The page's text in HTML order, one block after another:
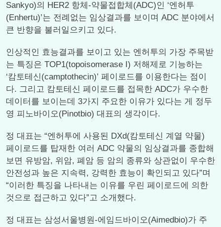
Sankyo)의 HER2 항체-약물접합체(ADC)인 ‘엔허투
(Enhertu)’는 전례없는 임상결과를 보이며 ADC 분야에서
큰 반향을 불러일으키고 있다.
인상적인 효능결과를 보이고 있는 엔허투의 가장 주목받
는 특징은 TOP1(topoisomerase I) 저해제로 기능하는
‘캄토테신(camptothecin)’ 페이로드를 이용한다는 점이
다. 그리고 캄토테신 페이로드를 접목한 ADC가 우수한
데이터를 보이는데 3가지 주요한 이유가 있다는 게 정두
영 피노바이오(Pinotbio) 대표의 생각이다.
정 대표는 “엔허투에 사용된 DXd(캄토테신 계열 약물)
페이로드를 탑재한 여러 ADC 약물의 임상결과를 종합해
보면 유방암, 위암, 폐암 등 암의 종류와 상관없이 우수한
안전성과 높은 지속력, 강력한 효능이 확인되고 있다”며
“이러한 특징을 나타내는 이유를 우린 페이로드에 의한
것으로 접근하고 있다”고 소개했다.
정 대표는 삼성서울병원-에임드바이오(Aimedbio)가 주